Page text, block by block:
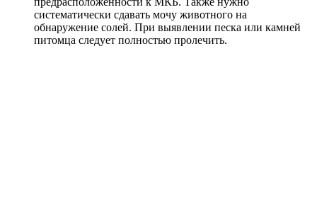
систематически сдавать мочу животного на
обнаружение солей. При выявлении песка или камней
питомца следует полностью пролечить.